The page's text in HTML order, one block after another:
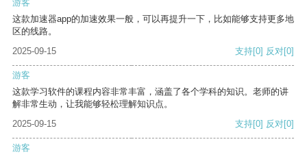
游客
这款加速器app的加速效果一般，可以再提升一下，比如能够支持更多地
区的线路。
2025-09-15
支持[0] 反对[0]
游客
这款学习软件的课程内容非常丰富，涵盖了各个学科的知识。老师的讲
解非常生动，让我能够轻松理解知识点。
2025-09-15
支持[0] 反对[0]
游客